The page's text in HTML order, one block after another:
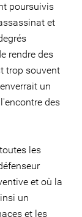
poursuivis
et
rendre des
trop souvent
un
des
les
et où la
un
et les